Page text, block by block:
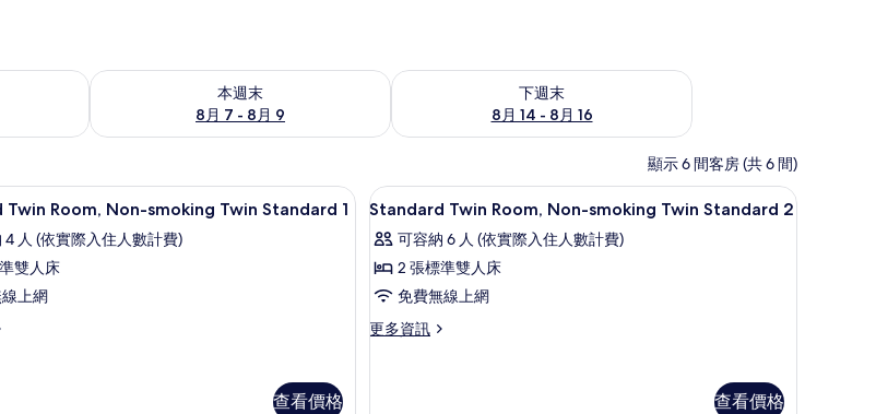
情況
本週末
8月 7 - 8月 9
查看本週末 (8月 7 - 8月 9) 的供應情況
下週末
8月 14 - 8月 16
查看下週末 (8月 14 - 8月 16) 的供應情況
顯示 6 間客房 (共 6 間)
高級寢具、書桌、筆電工作空間、遮光布/窗簾
Twin Room, Non-smoking Twin Standard 1
4 人 (依實際入住人數計費)
雙人床
上網
查看價格
顯
示
Standard
Twin
Room,
Non-
高級寢具、書桌、筆電工作空間、遮光布/窗簾
8
Standard Twin Room, Non-smoking Twin Standard 2
可容納 6 人 (依實際入住人數計費)
2 張標準雙人床
免費無線上網
更多資訊
更
查看價格